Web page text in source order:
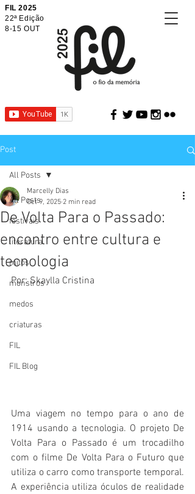
FIL 2025
22ª Edição
8-15 OUT
Post
All Posts
festivais
literatura
mitos
monstros
medos
criaturas
FIL
FIL Blog
All Posts
De Volta Para o Passado:
encontro entre cultura e
tecnologia
Marcelly Dias
Oct 9, 2025 2 min read
Por: Skaylla Cristina
Uma viagem no tempo para o ano de
1914 usando a tecnologia. O projeto De
Volta Para o Passado é um trocadilho
com o filme De Volta Para o Futuro que
utiliza o carro como transporte temporal.
A experiência utiliza óculos de realidade